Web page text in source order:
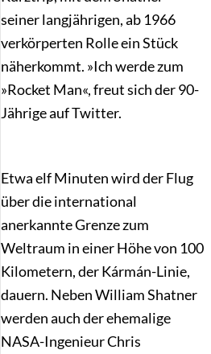
seiner langjährigen, ab 1966
verkörperten Rolle ein Stück
näherkommt. »Ich werde zum
»Rocket Man«, freut sich der 90-
Jährige auf Twitter.
Etwa elf Minuten wird der Flug
über die international
anerkannte Grenze zum
Weltraum in einer Höhe von 100
Kilometern, der Kármán-Linie,
dauern. Neben William Shatner
werden auch der ehemalige
NASA-Ingenieur Chris